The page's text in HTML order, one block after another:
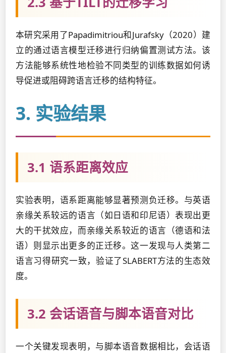
本研究采用了Papadimitriou和Jurafsky（2020）建
立的通过语言模型迁移进行归纳偏置测试方法。该
方法能够系统性地检验不同类型的训练数据如何诱
导促进或阻碍跨语言迁移的结构特征。
3. 实验结果
3.1 语系距离效应
实验表明，语系距离能够显著预测负迁移。与英语
亲缘关系较远的语言（如日语和印尼语）表现出更
大的干扰效应，而亲缘关系较近的语言（德语和法
语）则显示出更多的正迁移。这一发现与人类第二
语言习得研究一致，验证了SLABERT方法的生态效
度。
3.2 会话语音与脚本语音对比
一个关键发现表明，与脚本语音数据相比，会话语